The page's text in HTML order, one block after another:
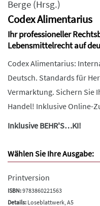
Berge (Hrsg.)
Codex Alimentarius
Ihr professioneller
Lebensmittelrecht auf
Codex Alimentarius:
Deutsch. Standards für
Vermarktung. Sichern Sie
Handel! Inklusive Online-
Inklusive BEHR'S…KI!
Wählen Sie Ihre Ausgabe:
Printversion
ISBN:9783860221563
Details: Loseblattwerk, A5